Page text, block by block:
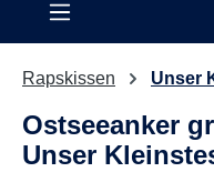
Rapskissen Unser
Ostseeanker
Unser